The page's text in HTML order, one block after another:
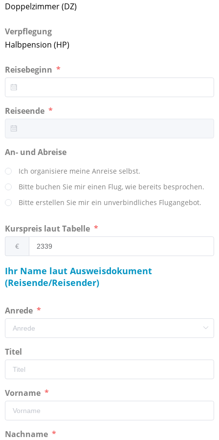
Doppelzimmer (DZ)
Verpflegung
Halbpension (HP)
Reisebeginn
Reiseende
An- und Abreise
Ich organisiere meine Anreise selbst.
Bitte buchen Sie mir einen Flug, wie bereits besprochen.
Bitte erstellen Sie mir ein unverbindliches Flugangebot.
Kurspreis laut Tabelle
€
Ihr Name laut Ausweisdokument
(Reisende/Reisender)
Anrede
Titel
Vorname
Nachname